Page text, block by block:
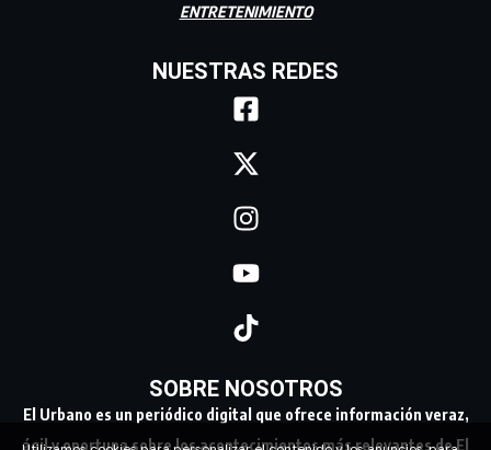
ENTRETENIMIENTO
NUESTRAS REDES
SOBRE NOSOTROS
El Urbano es un periódico digital que ofrece información veraz,
ágil y oportuna sobre los acontecimientos más relevantes de El